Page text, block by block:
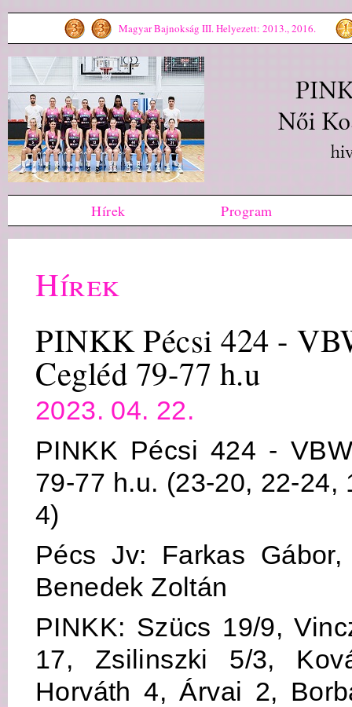
Magyar Bajnokság III. Helyezett: 2013., 2016.
Hírek Program
Hírek
PINKK Pécsi 424 -
Cegléd 79-77 h.u
2023. 04. 22.
PINKK Pécsi 424 -
79-77 h.u. (23-20, 22-24,
4)
Pécs Jv: Farkas
Benedek Zoltán
PINKK: Szücs 19/9,
17, Zsilinszki 5/3,
Horváth 4, Árvai 2,